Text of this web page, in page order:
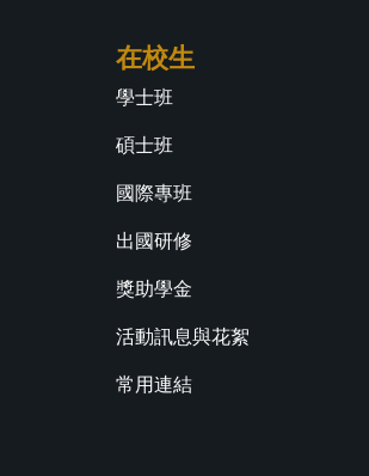
在校生
學士班
碩士班
國際專班
出國研修
獎助學金
活動訊息與花絮
常用連結